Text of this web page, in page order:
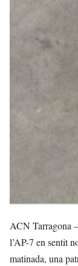
ACN Tarragona
l’AP-7 en sentit
matinada, una